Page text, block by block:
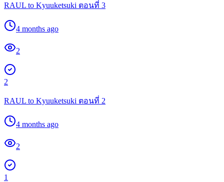
RAUL to Kyuuketsuki ตอนที่ 3
4 months ago
2
2
RAUL to Kyuuketsuki ตอนที่ 2
4 months ago
2
1